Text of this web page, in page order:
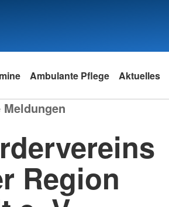
Ambulante Pflege Aktuelles
Meldungen
Region